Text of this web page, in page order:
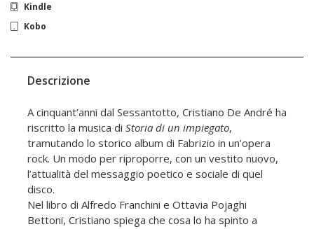
Kindle
Kobo
Descrizione
A cinquant’anni dal Sessantotto, Cristiano De André ha
riscritto la musica di Storia di un impiegato,
tramutando lo storico album di Fabrizio in un’opera
rock. Un modo per riproporre, con un vesti­to nuovo,
l’attualità del messaggio poetico e sociale di quel
disco.
Nel libro di Alfredo Franchini e Ottavia Pojaghi
Bettoni, Cristiano spiega che cosa lo ha spinto a